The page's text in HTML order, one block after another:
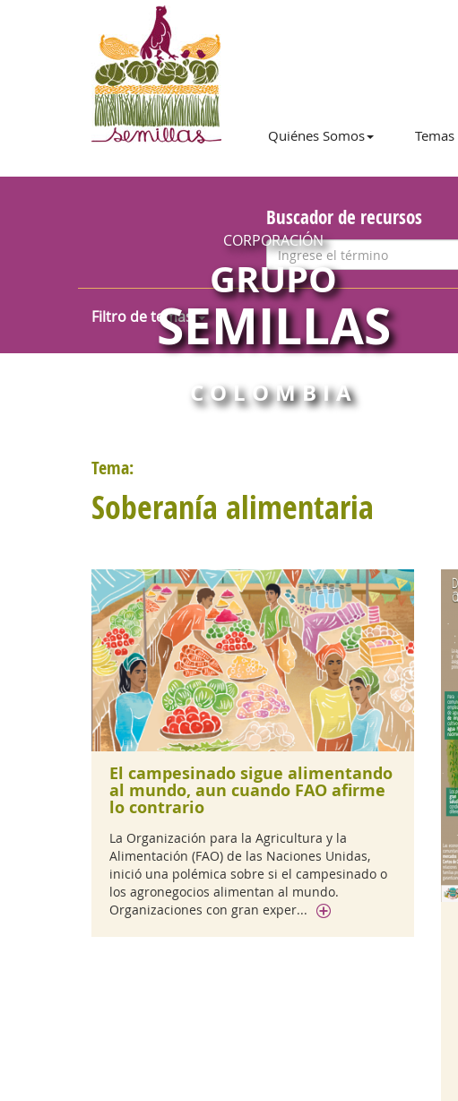
Quiénes Somos Temas
CORPORACIÓN
GRUPO
SEMILLAS
COLOMBIA
Buscador de recursos
Filtro de temas
Tema:
Soberanía alimentaria
El campesinado sigue alimentando
al mundo, aun cuando FAO afirme
lo contrario
La Organización para la Agricultura y la
Alimentación (FAO) de las Naciones Unidas,
inició una polémica sobre si el campesinado o
los agronegocios alimentan al mundo.
Organizaciones con gran exper...